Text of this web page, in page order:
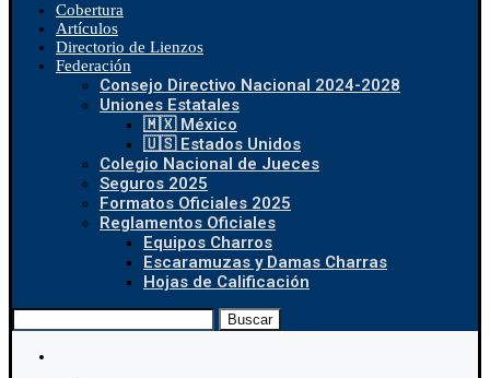
Cobertura
Artículos
Directorio de Lienzos
Federación
Consejo Directivo Nacional 2024-2028
Uniones Estatales
🇲🇽 México
🇺🇸 Estados Unidos
Colegio Nacional de Jueces
Seguros 2025
Formatos Oficiales 2025
Reglamentos Oficiales
Equipos Charros
Escaramuzas y Damas Charras
Hojas de Calificación
Buscar